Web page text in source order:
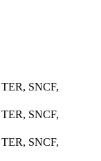
SNCF,
SNCF,
SNCF,